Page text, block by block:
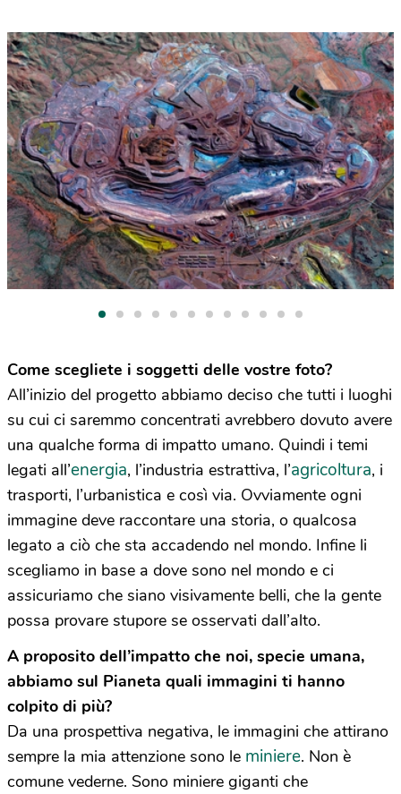
Come scegliete i soggetti delle vostre foto?
All’inizio del progetto abbiamo deciso che tutti i luoghi
su cui ci saremmo concentrati avrebbero dovuto avere
una qualche forma di impatto umano. Quindi i temi
legati all’energia, l’industria estrattiva, l’agricoltura, i
trasporti, l’urbanistica e così via. Ovviamente ogni
immagine deve raccontare una storia, o qualcosa
legato a ciò che sta accadendo nel mondo. Infine li
scegliamo in base a dove sono nel mondo e ci
assicuriamo che siano visivamente belli, che la gente
possa provare stupore se osservati dall’alto.
A proposito dell’impatto che noi, specie umana,
abbiamo sul Pianeta quali immagini ti hanno
colpito di più?
Da una prospettiva negativa, le immagini che attirano
sempre la mia attenzione sono le miniere. Non è
comune vederne. Sono miniere giganti che